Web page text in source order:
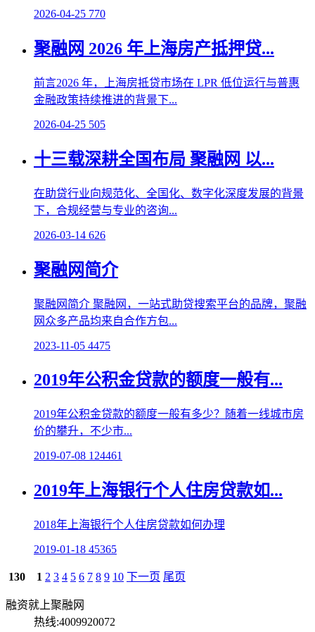
2026-04-25 770
聚融网 2026 年上海房产抵押贷...
前言2026 年，上海房抵贷市场在 LPR 低位运行与普惠
金融政策持续推进的背景下...
2026-04-25 505
十三载深耕全国布局 聚融网 以...
在助贷行业向规范化、全国化、数字化深度发展的背景
下，合规经营与专业的咨询...
2026-03-14 626
聚融网简介
聚融网简介 聚融网，一站式助贷搜索平台的品牌，聚融
网众多产品均来自合作方包...
2023-11-05 4475
2019年公积金贷款的额度一般有...
2019年公积金贷款的额度一般有多少？随着一线城市房
价的攀升，不少市...
2019-07-08 124461
2019年上海银行个人住房贷款如...
2018年上海银行个人住房贷款如何办理
2019-01-18 45365
130 1 2 3 4 5 6 7 8 9 10 下一页 尾页
融资就上聚融网
热线:4009920072